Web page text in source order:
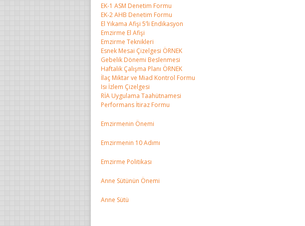
EK-1 ASM Denetim Formu
EK-2 AHB Denetim Formu
El Yıkama Afişi 5’li Endikasyon
Emzirme El Afişi
Emzirme Teknikleri
Esnek Mesai Çizelgesi ÖRNEK
Gebelik Dönemi Beslenmesi
Haftalık Çalışma Planı ÖRNEK
İlaç Miktar ve Miad Kontrol Formu
Isı İzlem Çizelgesi
RİA Uygulama Taahütnamesi
Performans İtiraz Formu
Emzirmenin Önemi
Emzirmenin 10 Adımı
Emzirme Politikası
Anne Sütünün Önemi
Anne Sütü